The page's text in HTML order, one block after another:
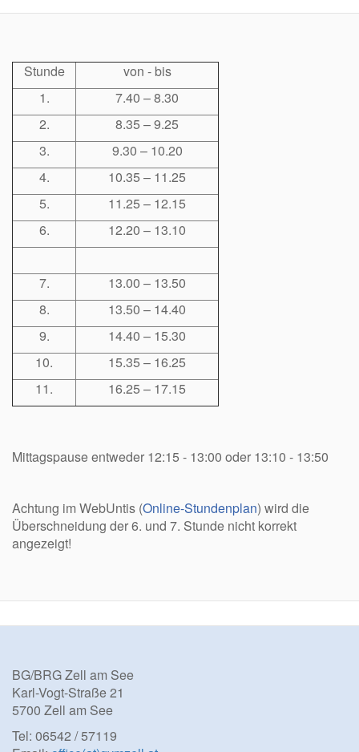
Stunde
von - bis
1.
7.40 – 8.30
2.
8.35 – 9.25
3.
9.30 – 10.20
4.
10.35 – 11.25
5.
11.25 – 12.15
6.
12.20 – 13.10
7.
13.00 – 13.50
8.
13.50 – 14.40
9.
14.40 – 15.30
10.
15.35 – 16.25
11.
16.25 – 17.15
Mittagspause entweder 12:15 - 13:00 oder 13:10 - 13:50
Achtung im WebUntis (Online-Stundenplan) wird die
Überschneidung der 6. und 7. Stunde nicht korrekt
angezeigt!
BG/BRG Zell am See
Karl-Vogt-Straße 21
5700 Zell am See
Tel: 06542 / 57119